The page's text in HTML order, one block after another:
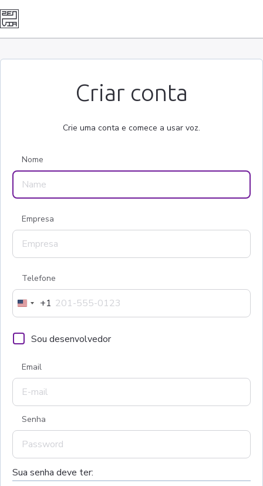
Criar conta
Crie uma conta e comece a usar voz.
Nome
Empresa
Telefone
United
States
+1
+1
Sou desenvolvedor
Email
Senha
Sua senha deve ter: